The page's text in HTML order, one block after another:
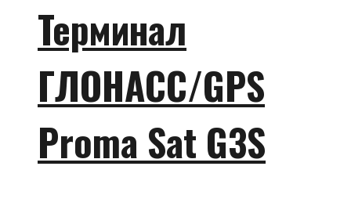
Терминал
ГЛОНАСС/GPS
Proma Sat G3S